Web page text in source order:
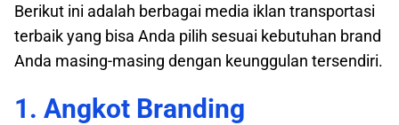
Berikut ini adalah berbagai media iklan transportasi
terbaik yang bisa Anda pilih sesuai kebutuhan brand
Anda masing-masing dengan keunggulan tersendiri.
1. Angkot Branding